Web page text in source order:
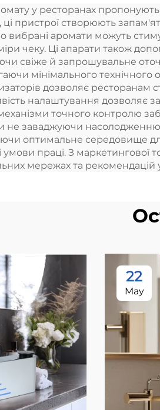
олія
ароматний
у ресторанах
ці пристрої створюють
вибрані аромати можуть
чеку. Ці апарати також
свіже й запрошувальне
мінімального
дозволяє ресторанам
налаштування дозволяє
механізми точного контролю
заваджуючи насолодженню
оптимальне середовище
праці. З маркетингової
мережах та
22
May